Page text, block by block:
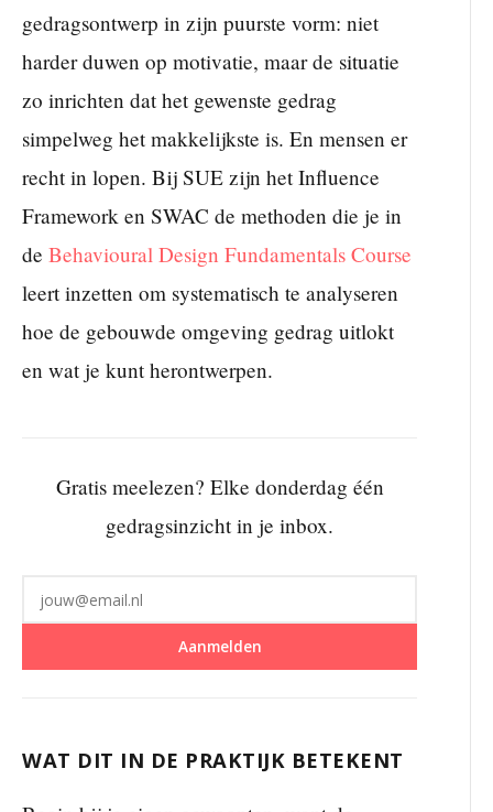
gedragsontwerp in zijn puurste vorm: niet
harder duwen op motivatie, maar de situatie
zo inrichten dat het gewenste gedrag
simpelweg het makkelijkste is. En mensen er
recht in lopen. Bij SUE zijn het Influence
Framework en SWAC de methoden die je in
de Behavioural Design Fundamentals Course
leert inzetten om systematisch te analyseren
hoe de gebouwde omgeving gedrag uitlokt
en wat je kunt herontwerpen.
Gratis meelezen? Elke donderdag één
gedragsinzicht in je inbox.
Aanmelden
WAT DIT IN DE PRAKTIJK BETEKENT